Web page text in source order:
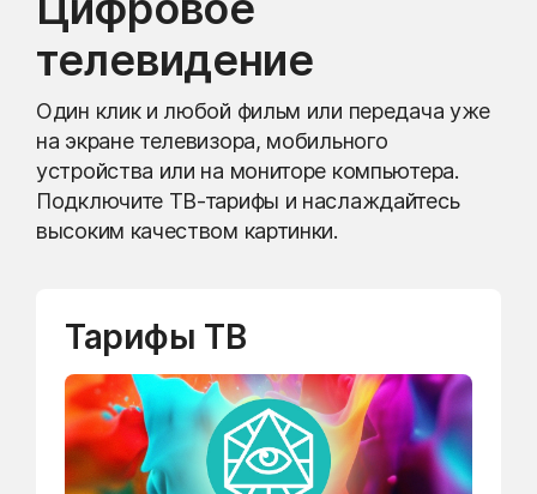
телевидение
Один клик и любой фильм или передача уже
на экране телевизора, мобильного
устройства или на мониторе компьютера.
Подключите ТВ-тарифы и наслаждайтесь
высоким качеством картинки.
Тарифы ТВ